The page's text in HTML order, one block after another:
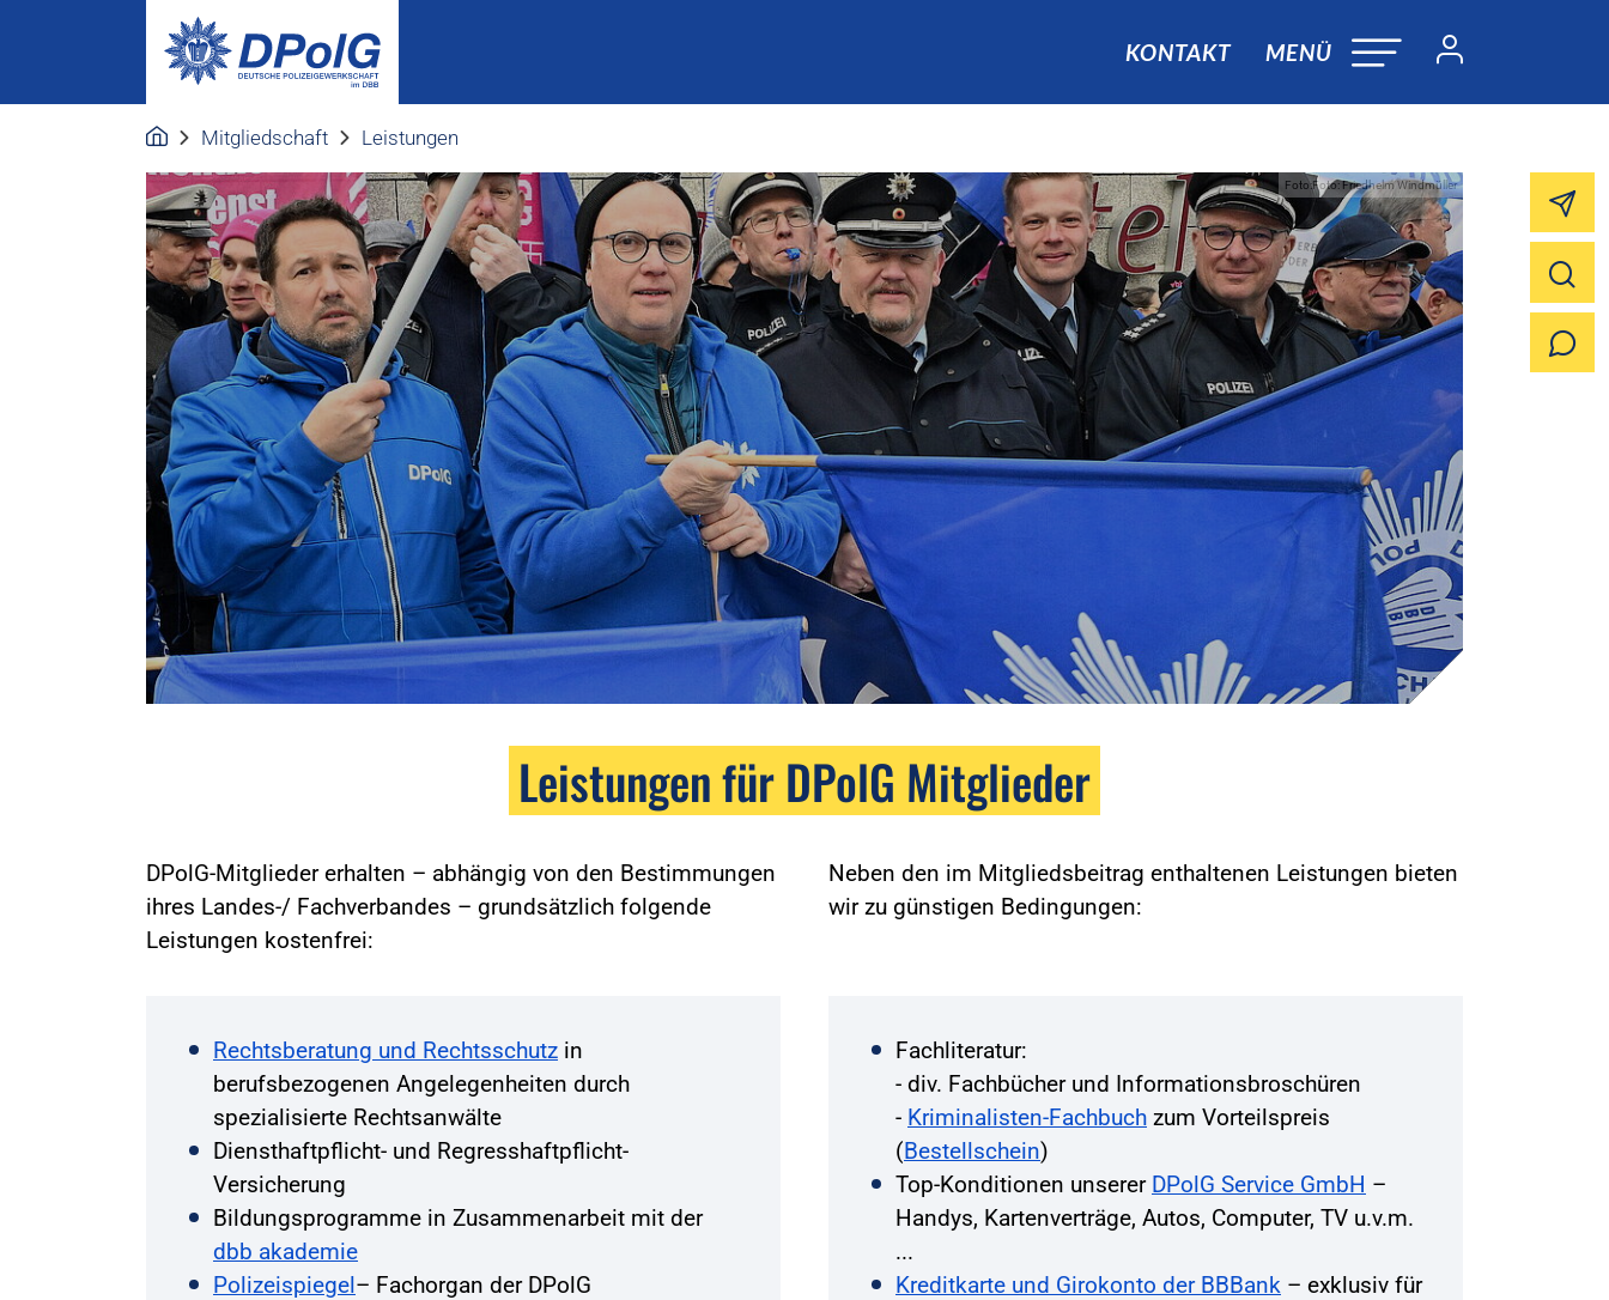
KONTAKT MENÜ
Mitgliedschaft Leistungen
Foto:Foto: Friedhelm Windmüller
Leistungen für DPolG Mitglieder
DPolG-Mitglieder erhalten – abhängig von den Bestimmungen
ihres Landes-/ Fachverbandes – grundsätzlich folgende
Leistungen kostenfrei:
Neben den im Mitgliedsbeitrag enthaltenen Leistungen bieten
wir zu günstigen Bedingungen:
Rechtsberatung und Rechtsschutz in
berufsbezogenen Angelegenheiten durch
spezialisierte Rechtsanwälte
Diensthaftpflicht- und Regresshaftpflicht-
Versicherung
Bildungsprogramme in Zusammenarbeit mit der
dbb akademie
Polizeispiegel– Fachorgan der DPolG
Fachliteratur:
- div. Fachbücher und Informationsbroschüren
- Kriminalisten-Fachbuch zum Vorteilspreis
(Bestellschein)
Top-Konditionen unserer DPolG Service GmbH –
Handys, Kartenverträge, Autos, Computer, TV u.v.m.
...
Kreditkarte und Girokonto der BBBank – exklusiv für